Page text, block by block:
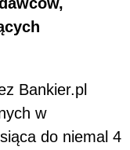
Bankier.pl
w
do niemal 4